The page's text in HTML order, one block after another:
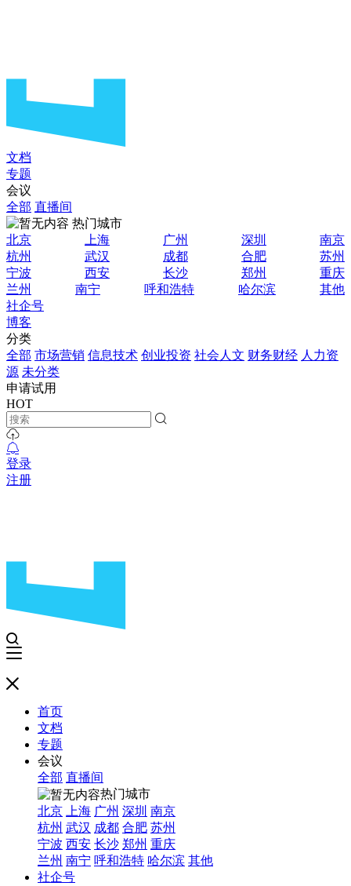
文档
专题
会议
全部 直播间
热门城市
北京
上海 广州 深圳
南京
杭州
武汉 成都 合肥
苏州
宁波
西安 长沙 郑州
重庆
兰州
南宁 呼和浩特 哈尔滨
其他
社企号
博客
分类
全部 市场营销 信息技术 创业投资 社会人文 财务财经 人力资
源 未分类
申请试用
HOT
登录
注册
首页
文档
专题
会议
全部 直播间
热门城市
北京
上海 广州 深圳 南京
杭州 武汉 成都 合肥 苏州
宁波 西安 长沙 郑州 重庆
兰州 南宁 呼和浩特 哈尔滨 其他
社企号